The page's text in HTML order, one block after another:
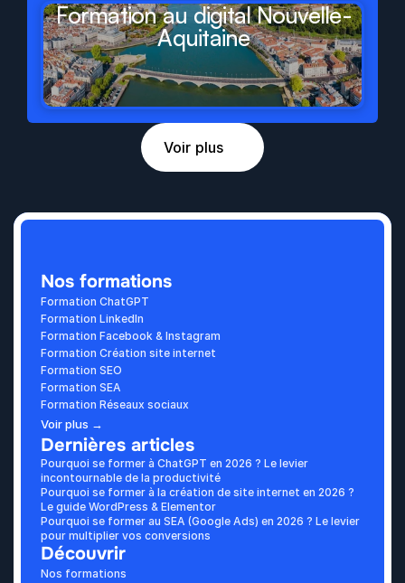
Formation au digital Nouvelle-
Aquitaine
Voir plus
Nos formations
Formation ChatGPT
Formation LinkedIn
Formation Facebook & Instagram
Formation Création site internet
Formation SEO
Formation SEA
Formation Réseaux sociaux
Voir plus →
Dernières articles
Pourquoi se former à ChatGPT en 2026 ? Le levier
incontournable de la productivité
Pourquoi se former à la création de site internet en 2026 ?
Le guide WordPress & Elementor
Pourquoi se former au SEA (Google Ads) en 2026 ? Le levier
pour multiplier vos conversions
Découvrir
Nos formations